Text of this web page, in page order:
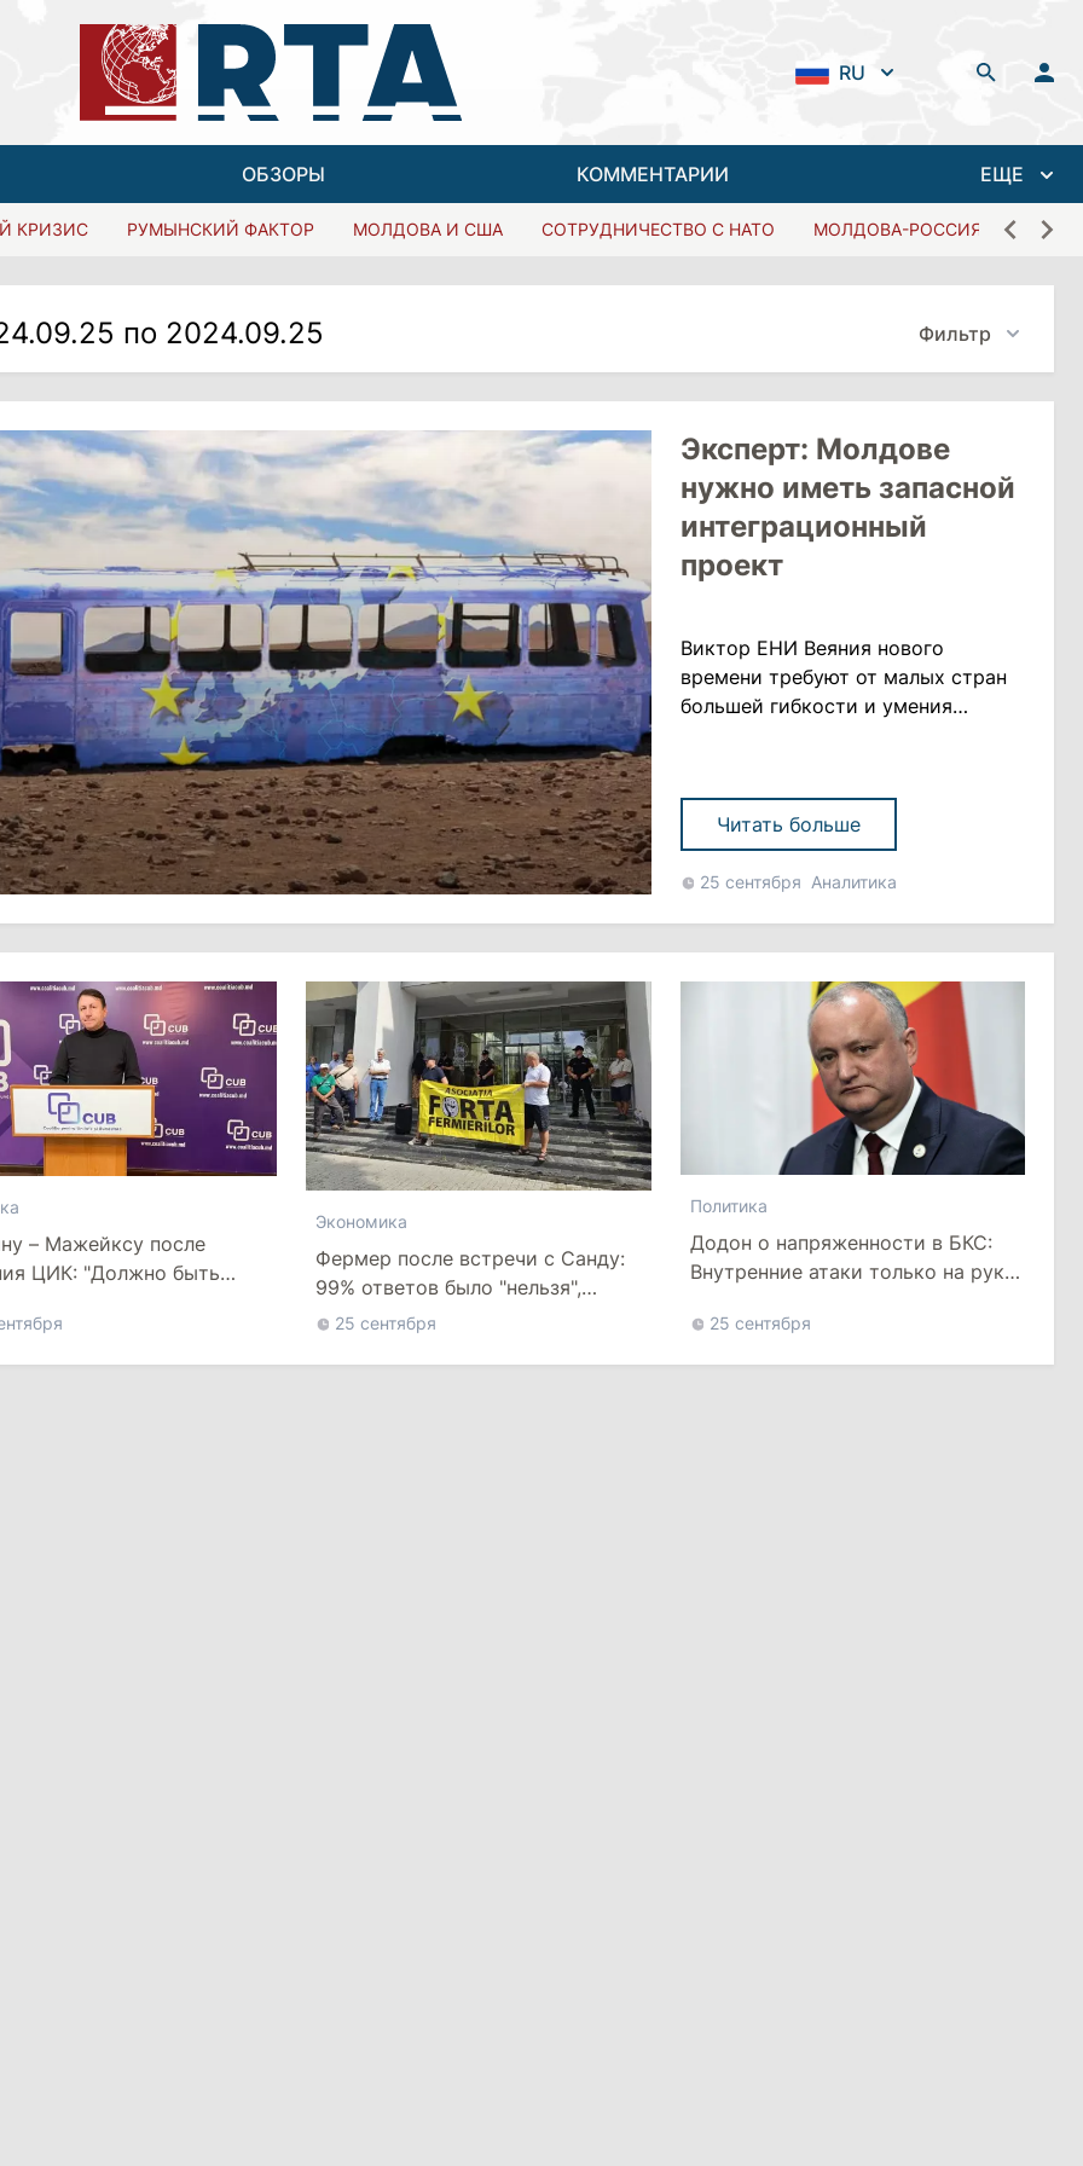
RU
ОБЗОРЫ КОММЕНТАРИИ ЕЩЕ
КРИЗИС РУМЫНСКИЙ ФАКТОР МОЛДОВА И США СОТРУДНИЧЕСТВО С НАТО МОЛДОВА-РОССИЯ
по 2024.09.25 Фильтр
Эксперт: Молдове
нужно иметь запасной
интеграционный
проект
Виктор ЕНИ Веяния нового
времени требуют от малых стран
большей гибкости и умения
оказаться на обочине глобальных и
региональных процессов Вчера в
Нью-Йорке стартовала неделя
высокого уровня в рамках 79-й
Читать больше
25 сентября Аналитика
– Мажейксу после
ЦИК: "Должно быть
Экономика
Фермер после встречи с Санду:
99% ответов было "нельзя",
"невозможно", "такой практики
25 сентября
Политика
Додон о напряженности в БКС:
Внутренние атаки только на руку
25 сентября